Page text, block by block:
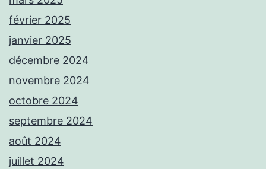
février 2025
janvier 2025
décembre 2024
novembre 2024
octobre 2024
septembre 2024
août 2024
juillet 2024